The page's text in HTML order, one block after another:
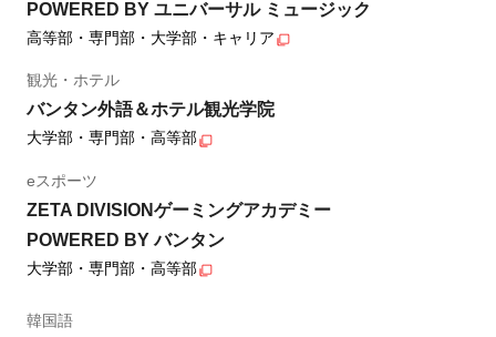
POWERED BY ユニバーサル ミュージック
高等部・専門部・大学部・キャリア
観光・ホテル
バンタン外語＆ホテル観光学院
大学部・専門部・高等部
eスポーツ
ZETA DIVISIONゲーミングアカデミー
POWERED BY バンタン
大学部・専門部・高等部
韓国語